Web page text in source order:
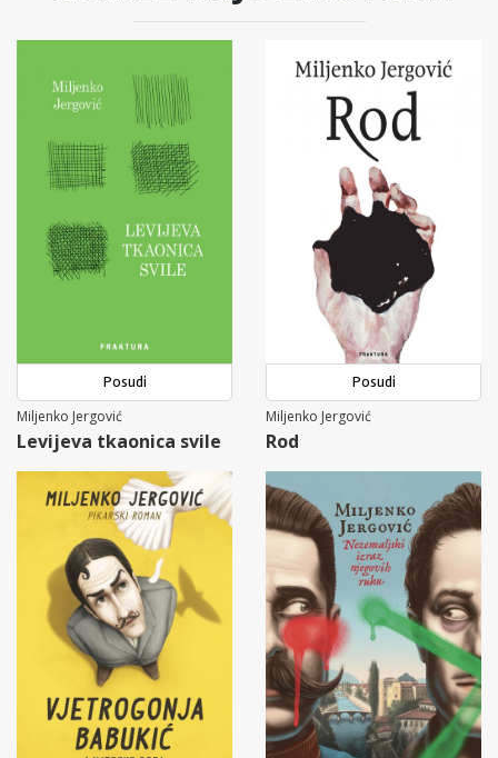
Posudi
Miljenko Jergović
Levijeva tkaonica svile
Posudi
Miljenko Jergović
Rod